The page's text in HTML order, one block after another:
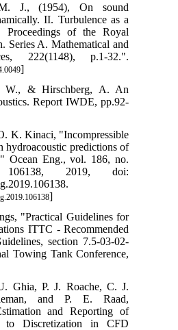
J., (1954), On sound
II. Turbulence as a
Proceedings of the Royal
Series A. Mathematical and
222(1148), p.1-32.".
]
W., & Hirschberg, A. An
Report IWDE, pp.92-
K. Kinaci, "Incompressible
hydroacoustic predictions of
Ocean Eng., vol. 186, no.
2019, doi:
]
"Practical Guidelines for
ITTC - Recommended
section 7.5-03-02-
Towing Tank Conference,
Ghia, P. J. Roache, C. J.
and P. E. Raad,
and Reporting of
to Discretization in CFD